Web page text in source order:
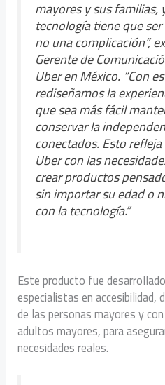
mayores y sus familias,
tecnología tiene que
no una complicación”,
Gerente de
Uber en México. “Con
rediseñamos la
que sea más fácil
conservar la
conectados. Esto
Uber con las
crear productos
sin importar su edad o
con la tecnología.”
Este producto fue
especialistas en accesibilidad,
de las personas mayores y
adultos mayores, para
necesidades reales.